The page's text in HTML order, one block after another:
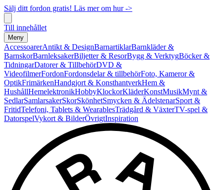
Sälj ditt fordon gratis! Läs mer om hur ->
Till innehållet
Meny
AccessoarerAntikt & DesignBarnartiklarBarnkläder &
BarnskorBarnleksakerBiljetter & ResorBygg & VerktygBöcker &
TidningarDatorer & TillbehörDVD &
VideofilmerFordonFordonsdelar & tillbehörFoto, Kameror &
OptikFrimärkenHandgjort & KonsthantverkHem &
HushållHemelektronikHobbyKlockorKläderKonstMusikMynt &
SedlarSamlarsakerSkorSkönhetSmycken & ÄdelstenarSport &
FritidTelefoni, Tablets & WearablesTrädgård & VäxterTV-spel &
DatorspelVykort & BilderÖvrigtInspiration